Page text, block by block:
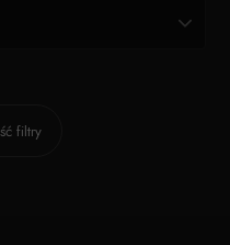
filtry